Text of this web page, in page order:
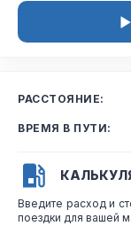
РАССТОЯНИЕ:
ВРЕМЯ В ПУТИ:
Введите расход и
поездки для вашей